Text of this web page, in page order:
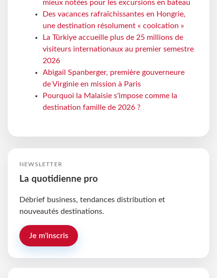
mieux notées pour les excursions en bateau
Des vacances rafraîchissantes en Hongrie,
une destination résolument « coolcation »
La Türkiye accueille plus de 25 millions de
visiteurs internationaux au premier semestre
2026
Abigail Spanberger, première gouverneure
de Virginie en mission à Paris
Pourquoi la Malaisie s'impose comme la
destination famille de 2026 ?
NEWSLETTER
La quotidienne pro
Débrief business, tendances distribution et
nouveautés destinations.
Je m'inscris